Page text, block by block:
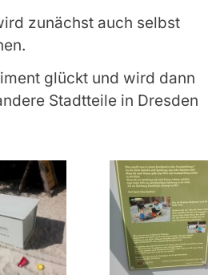
zunächst auch selbst
glückt und wird dann
Stadtteile in Dresden